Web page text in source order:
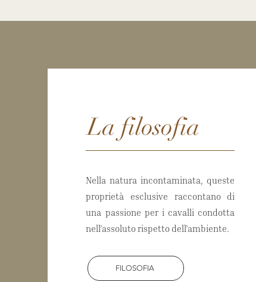
La filosofia
Nella natura incontaminata, queste
proprietà esclusive raccontano di
una passione per i cavalli condotta
nell’assoluto rispetto dell’ambiente.
FILOSOFIA